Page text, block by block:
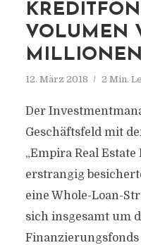
VOLUMEN
12. März 2018 2 Min.
Der
Geschäftsfeld mit
„Empira Real
erstrangig
eine Whole-Loan-
sich insgesamt um